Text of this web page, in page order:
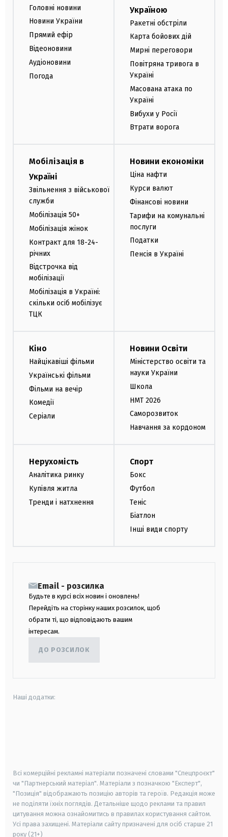
Головні новини
Новини України
Прямий ефір
Відеоновини
Аудіоновини
Погода
Україною
Ракетні обстріли
Карта бойових дій
Мирні переговори
Повітряна тривога в
Україні
Масована атака по
Україні
Вибухи у Росії
Втрати ворога
Мобілізація в
Україні
Звільнення з військової
служби
Мобілізація 50+
Мобілізація жінок
Контракт для 18-24-
річних
Відстрочка від
мобілізації
Мобілізація в Україні:
скільки осіб мобілізує
ТЦК
Новини економіки
Ціна нафти
Курси валют
Фінансові новини
Тарифи на комунальні
послуги
Податки
Пенсія в Україні
Кіно
Найцікавіші фільми
Українські фільми
Фільми на вечір
Комедії
Серіали
Новини Освіти
Міністерство освіти та
науки України
Школа
НМТ 2026
Саморозвиток
Навчання за кордоном
Нерухомість
Аналітика ринку
Купівля житла
Тренди і натхнення
Спорт
Бокс
Футбол
Теніс
Біатлон
Інші види спорту
Email - розсилка
Будьте в курсі всіх новин і оновлень!
Перейдіть на сторінку наших розсилок, щоб
обрати ті, що відповідають вашим
інтересам.
ДО РОЗСИЛОК
Наші додатки:
Всі комерційні рекламні матеріали позначені словами "Спецпроєкт"
чи "Партнерський матеріал". Матеріали з позначкою "Експерт",
"Позиція" відображають позицію авторів та героїв. Редакція може
не поділяти їхніх поглядів. Детальніше щодо реклами та правил
цитування можна ознайомитись в правилах користування сайтом.
Усі права захищені. Матеріали сайту призначені для осіб старше 21
року (21+)